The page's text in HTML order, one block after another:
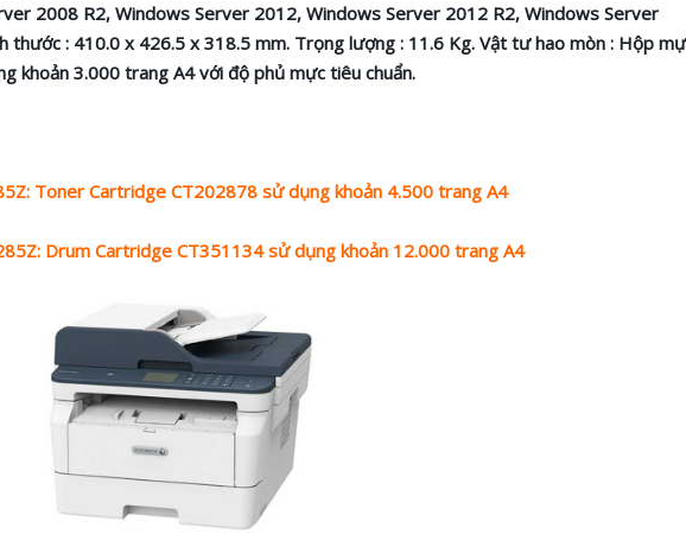
2008 R2, Windows Server 2012, Windows Server 2012 R2, Windows Server
thước : 410.0 x 426.5 x 318.5 mm. Trọng lượng : 11.6 Kg. Vật tư hao mòn : Hộp
khoản 3.000 trang A4 với độ phủ mực tiêu chuẩn.
Toner Cartridge CT202878 sử dụng khoản 4.500 trang A4
Drum Cartridge CT351134 sử dụng khoản 12.000 trang A4